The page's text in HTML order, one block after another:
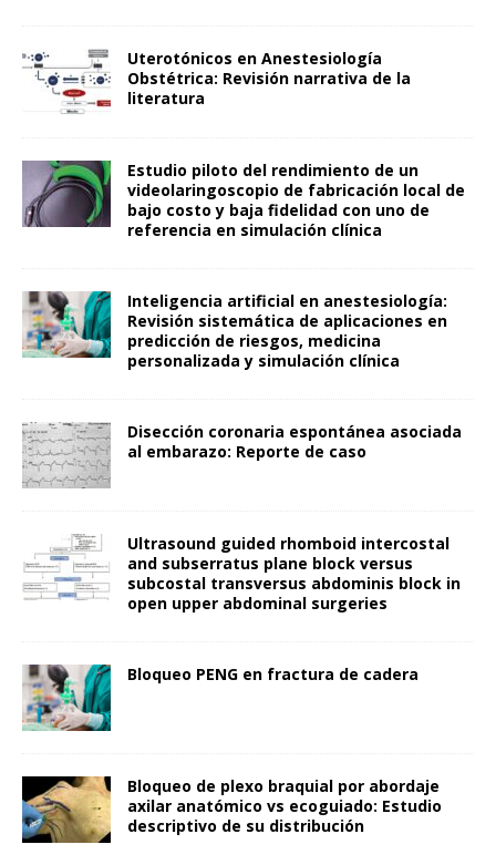
Uterotónicos en Anestesiología
Obstétrica: Revisión narrativa de la
literatura
Estudio piloto del rendimiento de un
videolaringoscopio de fabricación local de
bajo costo y baja fidelidad con uno de
referencia en simulación clínica
Inteligencia artificial en anestesiología:
Revisión sistemática de aplicaciones en
predicción de riesgos, medicina
personalizada y simulación clínica
Disección coronaria espontánea asociada
al embarazo: Reporte de caso
Ultrasound guided rhomboid intercostal
and subserratus plane block versus
subcostal transversus abdominis block in
open upper abdominal surgeries
Bloqueo PENG en fractura de cadera
Bloqueo de plexo braquial por abordaje
axilar anatómico vs ecoguiado: Estudio
descriptivo de su distribución